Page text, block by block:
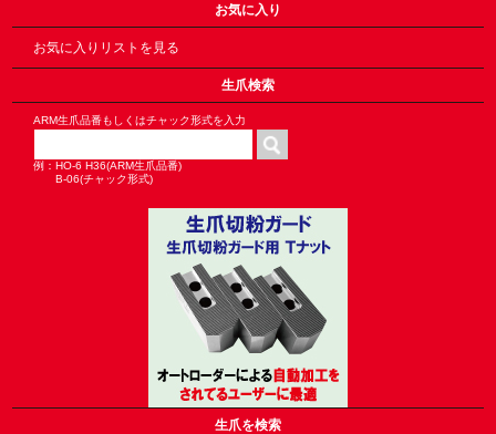
お気に入り
お気に入りリストを見る
生爪検索
ARM生爪品番もしくはチャック形式を入力
例：HO-6 H36(ARM生爪品番)
B-06(チャック形式)
生爪を検索